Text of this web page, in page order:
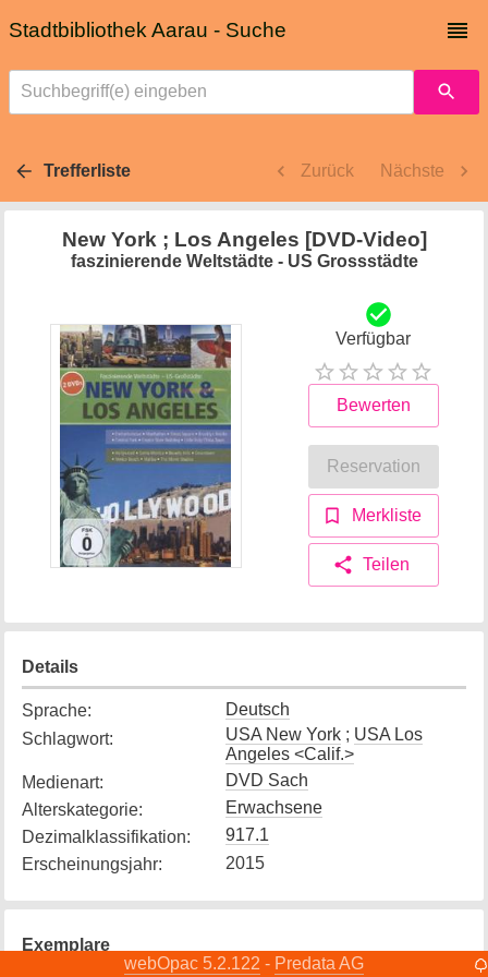
Stadtbibliothek Aarau - Suche
Suchbegriff(e) eingeben
Trefferliste Zurück Nächste
New York ; Los Angeles [DVD-Video]
faszinierende Weltstädte - US Grossstädte
Verfügbar
Bewerten
Reservation
Merkliste
Teilen
Details
Sprache:
Deutsch
Schlagwort: USA New York ; USA Los
Angeles <Calif.>
Medienart:
DVD Sach
Alterskategorie:
Erwachsene
Dezimalklassifikation:
917.1
Erscheinungsjahr: 2015
Exemplare
webOpac 5.2.122 - Predata AG